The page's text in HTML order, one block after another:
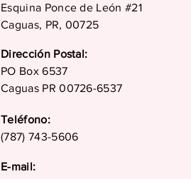
Esquina Ponce de León #21
Caguas, PR, 00725
Dirección Postal:
PO Box 6537
Caguas PR 00726-6537
Teléfono:
(787) 743-5606
E-mail: